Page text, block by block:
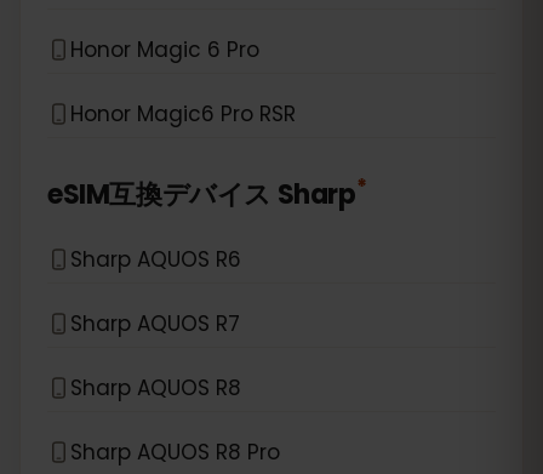
Honor Magic 6 Pro
Honor Magic6 Pro RSR
eSIM互換デバイス Sharp*
Sharp AQUOS R6
Sharp AQUOS R7
Sharp AQUOS R8
Sharp AQUOS R8 Pro